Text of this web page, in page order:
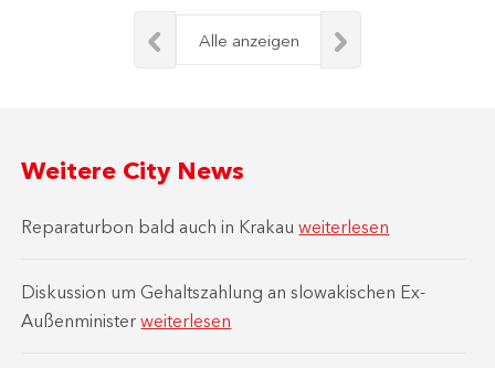
Alle anzeigen
Weitere City News
Reparaturbon bald auch in Krakauweiterlesen
Diskussion um Gehaltszahlung an slowakischen Ex-
Außenministerweiterlesen